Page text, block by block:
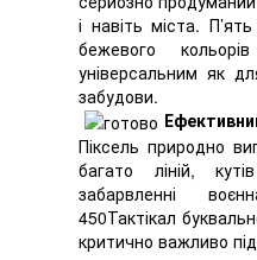
і навіть міста.
бежевого
універсальним як
забудови.
Піксель природно
багато ліній,
забарвленні
450Тактікал
критично важливо